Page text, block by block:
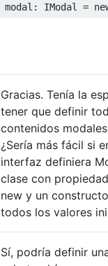
modal : IModal =
Gracias. Tenía la
tener que definir
contenidos
¿Sería más fácil si
interfaz definiera
clase con
new y un
todos los valores
Sí, podría definir